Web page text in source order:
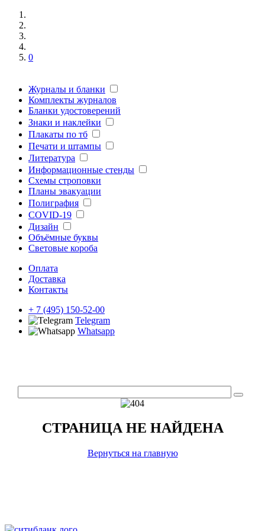
0
Журналы и бланки
Комплекты журналов
Бланки удостоверений
Знаки и наклейки
Плакаты по тб
Печати и штампы
Литература
Информационные стенды
Схемы строповки
Планы эвакуации
Полиграфия
COVID-19
Дизайн
Объёмные буквы
Световые короба
Оплата
Доставка
Контакты
+ 7 (495) 150-52-00
Telegram
Whatsapp
СТРАНИЦА НЕ НАЙДЕНА
Вернуться на главную